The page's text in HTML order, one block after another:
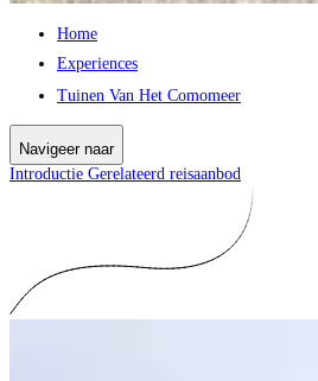
Home
Experiences
Tuinen Van Het Comomeer
Navigeer naar
Introductie Gerelateerd reisaanbod